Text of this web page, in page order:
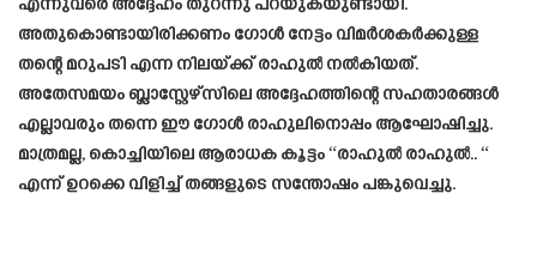
എന്നുവരെ അദ്ദേഹം തുറന്നു പറയുകയുണ്ടായി.
അതുകൊണ്ടായിരിക്കണം ഗോൾ നേട്ടം വിമർശകർക്കുള്ള
തന്റെ മറുപടി എന്ന നിലയ്ക്ക് രാഹുൽ നൽകിയത്.
അതേസമയം ബ്ലാസ്റ്റേഴ്സിലെ അദ്ദേഹത്തിന്റെ സഹതാരങ്ങൾ
എല്ലാവരും തന്നെ ഈ ഗോൾ രാഹുലിനൊപ്പം ആഘോഷിച്ചു.
മാത്രമല്ല, കൊച്ചിയിലെ ആരാധക കൂട്ടം “രാഹുൽ രാഹുൽ.. “
എന്ന് ഉറക്കെ വിളിച്ച് തങ്ങളുടെ സന്തോഷം പങ്കുവെച്ചു.